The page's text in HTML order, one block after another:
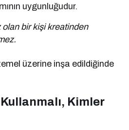
uygunluğudur.
bir kişi kreatinden
üzerine inşa edildiğinde
Kimler